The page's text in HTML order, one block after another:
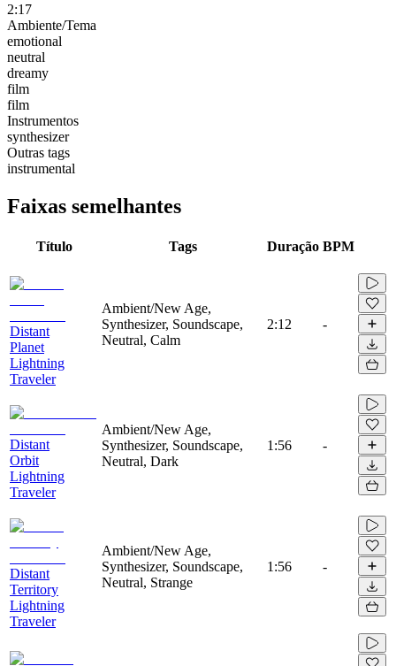
2:17
Ambiente/Tema
emotional
neutral
dreamy
film
film
Instrumentos
synthesizer
Outras tags
instrumental
Faixas semelhantes
Título Tags Duração BPM
Distant
Planet
Lightning
Traveler
Ambient/New Age,
Synthesizer, Soundscape,
Neutral, Calm
2:12 -
Distant
Orbit
Lightning
Traveler
Ambient/New Age,
Synthesizer, Soundscape,
Neutral, Dark
1:56 -
Distant
Territory
Lightning
Traveler
Ambient/New Age,
Synthesizer, Soundscape,
Neutral, Strange
1:56 -